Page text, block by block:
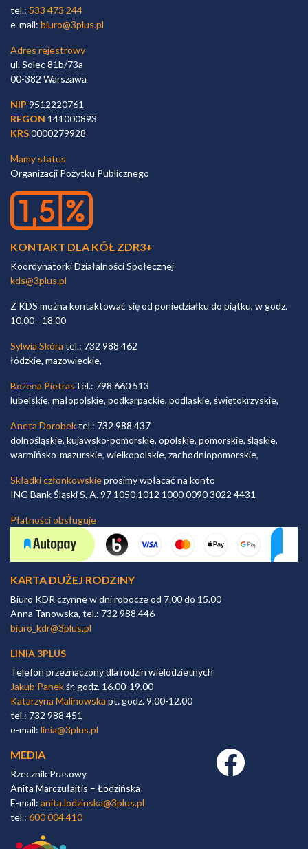
tel.: 533 473 244
e-mail: biuro@3plus.pl
Adres rejestrowy
ul. Solec 81b/73a
00-382 Warszawa
NIP 9512220761
REGON 141000893
KRS0000279928
Mamy status
Organizacji Pożytku Publicznego
KONTAKT DLA KÓŁ ZDR3+
Koordynatorki Działalności Społecznej
kds@3plus.pl
Z KDS można kontaktować się od poniedziałku do piątku, w godz.
10.00 - 18.00
Sylwia Skóra tel.: 732 988 462
łódzkie, mazowieckie,
Bożena Pietras tel.: 798 660 513
lubelskie, małopolskie, podkarpackie, podlaskie, świętokrzyskie,
Aneta Dorobektel.: 732 988 437
dolnośląskie, kujawsko-pomorskie, opolskie, pomorskie, śląskie,
warmińsko-mazurskie, wielkopolskie, zachodniopomorskie,
Składki członkowskieprosimy wpłacać na konto
ING Bank Śląski S. A. 97 1050 1012 1000 0090 3022 4431
Płatności obsługuje
KARTA DUŻEJ RODZINY
Biuro KDR czynne w dni robocze od 7.00 do 15.00
Anna Tanowska, tel.: 732 988 446
biuro_kdr@3plus.pl
LINIA 3PLUS
Telefon przeznaczony dla rodzin wielodzietnych
Jakub Panekśr. godz. 16.00-19.00
Katarzyna Malinowska pt. godz. 9.00-12.00
tel.: 732 988 451
e-mail: linia@3plus.pl
MEDIA
Rzecznik Prasowy
Anita Marczułajtis – Łodzińska
E-mail: anita.lodzinska@3plus.pl
tel.: 600 004 410
Facebook link